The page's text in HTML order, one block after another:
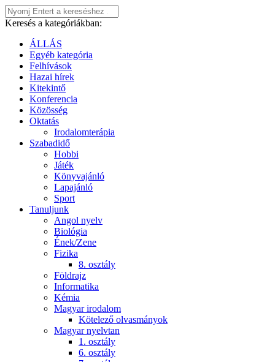
Keresés a kategóriákban:
ÁLLÁS
Egyéb kategória
Felhívások
Hazai hírek
Kitekintő
Konferencia
Közösség
Oktatás
Irodalomterápia
Szabadidő
Hobbi
Játék
Könyvajánló
Lapajánló
Sport
Tanuljunk
Angol nyelv
Biológia
Ének/Zene
Fizika
8. osztály
Földrajz
Informatika
Kémia
Magyar irodalom
Kötelező olvasmányok
Magyar nyelvtan
1. osztály
6. osztály